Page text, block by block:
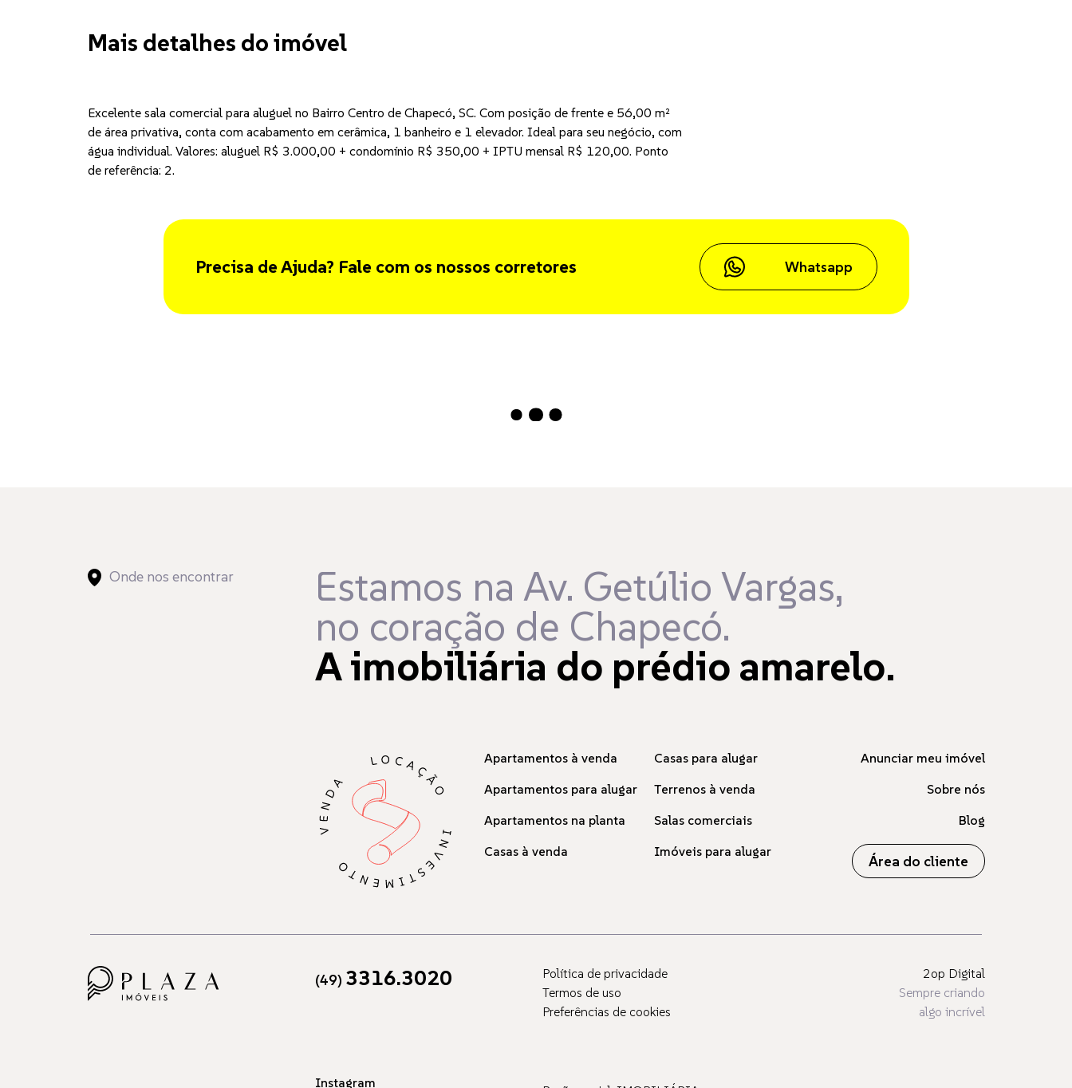
Mais detalhes do imóvel
Excelente sala comercial para aluguel no Bairro Centro de Chapecó, SC. Com posição de frente e 56,00 m²
de área privativa, conta com acabamento em cerâmica, 1 banheiro e 1 elevador. Ideal para seu negócio, com
água individual. Valores: aluguel R$ 3.000,00 + condomínio R$ 350,00 + IPTU mensal R$ 120,00. Ponto
de referência: 2.
Precisa de Ajuda? Fale com os nossos corretores Whatsapp
Onde nos encontrar Estamos na Av. Getúlio Vargas,
no coração de Chapecó.
A imobiliária do prédio amarelo.
Apartamentos à venda
Apartamentos para alugar
Apartamentos na planta
Casas à venda
Casas para alugar
Terrenos à venda
Salas comerciais
Imóveis para alugar
Anunciar meu imóvel
Sobre nós
Blog
Área do cliente
(49) 3316.3020
Instagram
Política de privacidade
Termos de uso
Preferências de cookies
2op Digital
Sempre criando
algo incrível